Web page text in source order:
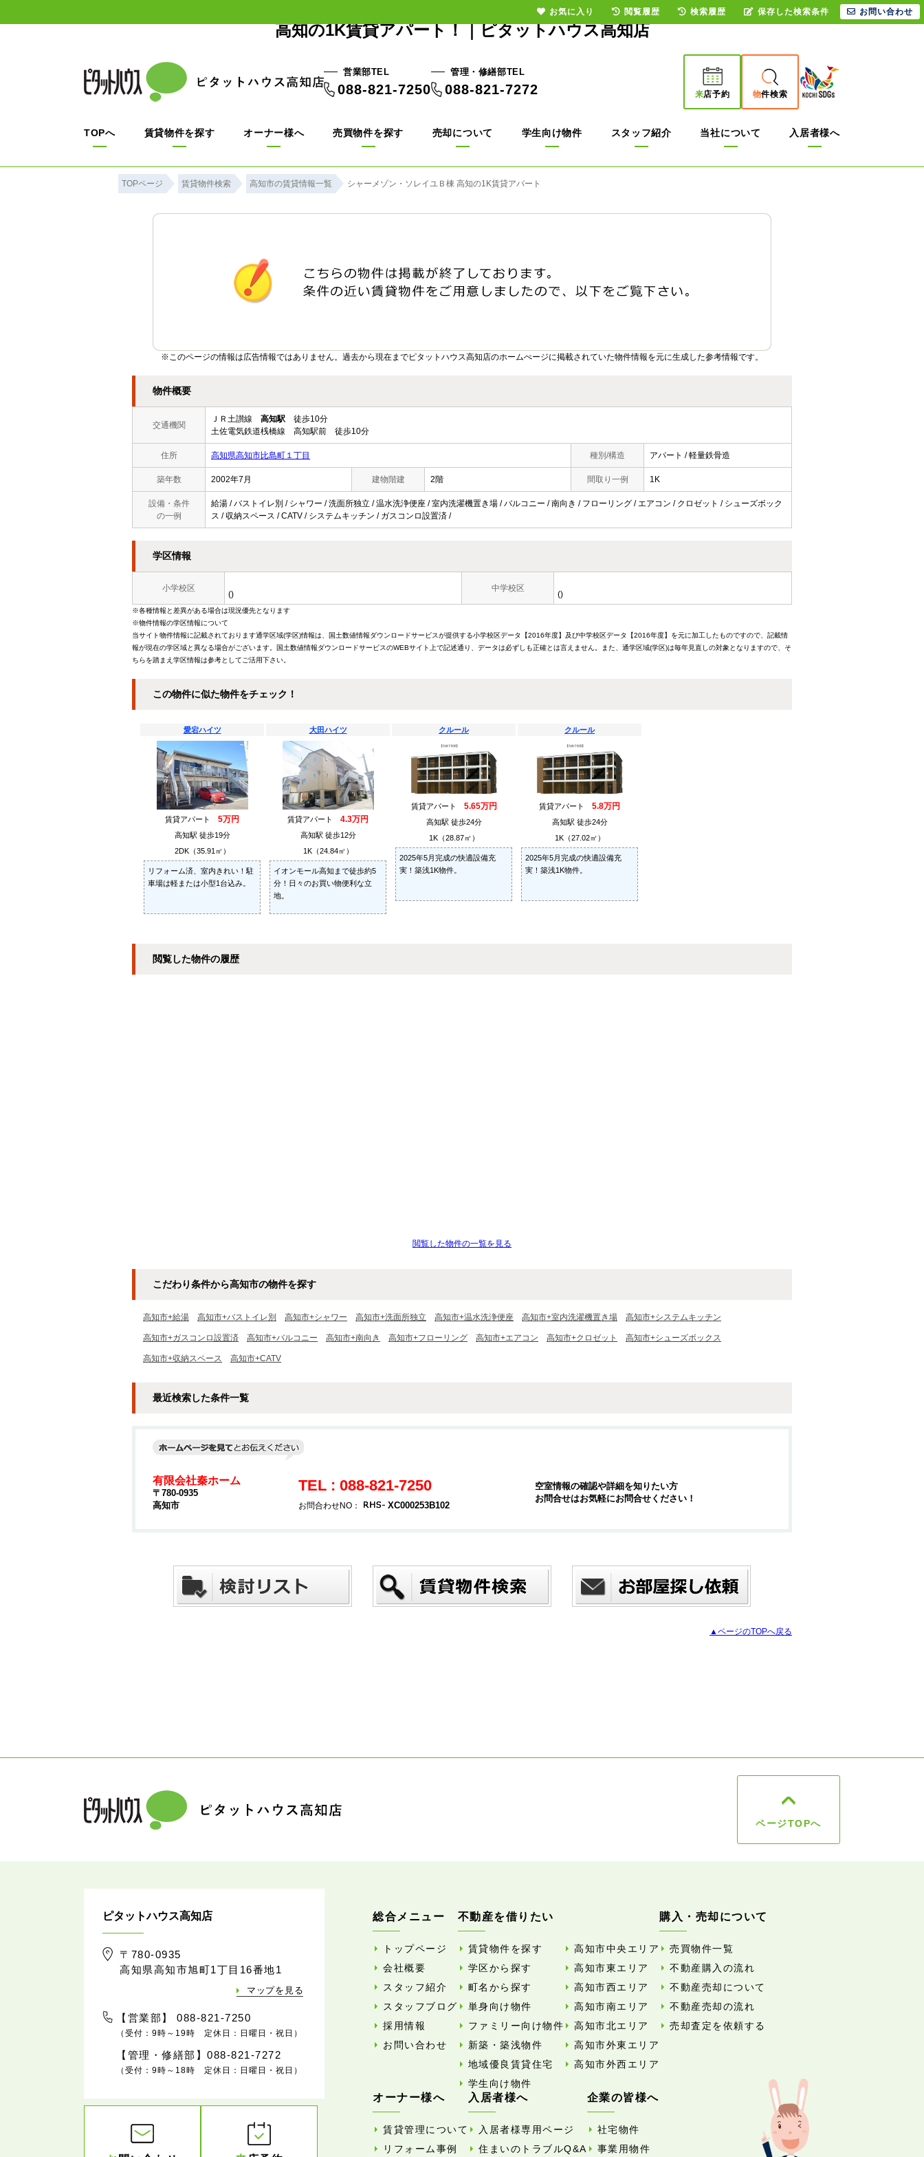
高知の1K賃貸アパート！｜ピタットハウス高知店
営業部TEL
088-821-7250
管理・修繕部TEL
088-821-7272 来店予約 物件検索
TOPへ 賃貸物件を探す オーナー様へ 売買物件を探す 売却について 学生向け物件 スタッフ紹介 当社について 入居者様へ
TOPページ 賃貸物件検索 高知市の賃貸情報一覧 シャーメゾン・ソレイユＢ棟 高知の1K賃貸アパート
※このページの情報は広告情報ではありません。過去から現在までピタットハウス高知店のホームぺージに掲載されていた物件情報を元に生成した参考情報です。
物件概要
交通機関
ＪＲ土讃線 高知駅 徒歩10分
土佐電気鉄道桟橋線 高知駅前 徒歩10分
住所 高知県高知市比島町１丁目 種別/構造 アパート / 軽量鉄骨造
築年数 2002年7月 建物階建 2階 間取り一例 1K
設備・条件
の一例
給湯 / バストイレ別 / シャワー / 洗面所独立 / 温水洗浄便座 / 室内洗濯機置き場 / バルコニー / 南向き / フローリング / エアコン / クロゼット / シューズボック
ス / 収納スペース / CATV / システムキッチン / ガスコンロ設置済 /
学区情報
小学校区
()
中学校区
()
※各種情報と差異がある場合は現況優先となります
※物件情報の学区情報について
当サイト物件情報に記載されております通学区域(学区)情報は、国土数値情報ダウンロードサービスが提供する小学校区データ【2016年度】及び中学校区データ【2016年度】を元に加工したものですので、記載情
報が現在の学区域と異なる場合がございます。国土数値情報ダウンロードサービスのWEBサイト上で記述通り、データは必ずしも正確とは言えません。また、通学区域(学区)は毎年見直しの対象となりますので、そ
ちらを踏まえ学区情報は参考としてご活用下さい。
この物件に似た物件をチェック！
愛宕ハイツ
賃貸アパート 5万円
高知駅 徒歩19分
2DK（35.91㎡）
リフォーム済、室内きれい！駐
車場は軽または小型1台込み。
大田ハイツ
賃貸アパート 4.3万円
高知駅 徒歩12分
1K（24.84㎡）
イオンモール高知まで徒歩約5
分！日々のお買い物便利な立
地。
クルール
賃貸アパート 5.65万円
高知駅 徒歩24分
1K（28.87㎡）
2025年5月完成の快適設備充
実！築浅1K物件。
クルール
賃貸アパート 5.8万円
高知駅 徒歩24分
1K（27.02㎡）
2025年5月完成の快適設備充
実！築浅1K物件。
閲覧した物件の履歴
閲覧した物件の一覧を見る
こだわり条件から高知市の物件を探す
高知市+給湯 高知市+バストイレ別 高知市+シャワー 高知市+洗面所独立 高知市+温水洗浄便座 高知市+室内洗濯機置き場 高知市+システムキッチン
高知市+ガスコンロ設置済 高知市+バルコニー 高知市+南向き 高知市+フローリング 高知市+エアコン 高知市+クロゼット 高知市+シューズボックス
高知市+収納スペース 高知市+CATV
最近検索した条件一覧
有限会社秦ホーム
〒780-0935
高知市
TEL : 088-821-7250
お問合わせNO： XC000253B102
空室情報の確認や詳細を知りたい方
お問合せはお気軽にお問合せください！
▲ページのTOPへ戻る
ページTOPへ
ピタットハウス高知店
〒780-0935
高知県高知市旭町1丁目16番地1
マップを見る
【営業部】 088-821-7250
（受付：9時～19時 定休日：日曜日・祝日）
【管理・修繕部】088-821-7272
（受付：9時～18時 定休日：日曜日・祝日）
総合メニュー
トップページ
会社概要
スタッフ紹介
スタッフブログ
採用情報
お問い合わせ
不動産を借りたい
賃貸物件を探す
学区から探す
町名から探す
単身向け物件
ファミリー向け物件
新築・築浅物件
地域優良賃貸住宅
学生向け物件
高知市中央エリア
高知市東エリア
高知市西エリア
高知市南エリア
高知市北エリア
高知市外東エリア
高知市外西エリア
購入・売却について
売買物件一覧
不動産購入の流れ
不動産売却について
不動産売却の流れ
売却査定を依頼する
オーナー様へ
賃貸管理について
リフォーム事例
入居者様へ
入居者様専用ページ
住まいのトラブルQ&A
企業の皆様へ
社宅物件
事業用物件
お気に入り 閲覧履歴 検索履歴 保存した検索条件 お問い合わせ